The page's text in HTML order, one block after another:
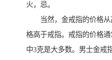
火，忌。
当然，金戒指的价格从
格高于戒指。戒指的价格
中3克是大多数。男士金戒